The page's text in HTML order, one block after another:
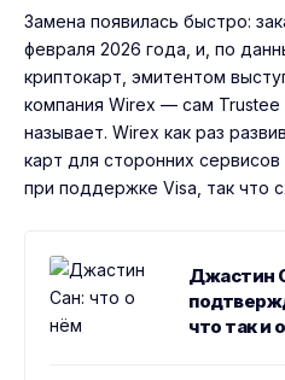
Замена появилась быстро:
февраля 2026 года, и, по
криптокарт, эмитентом
компания Wirex — сам Trustee
называет. Wirex как раз
карт для сторонних
при поддержке Visa, так что
Джастин
что так и